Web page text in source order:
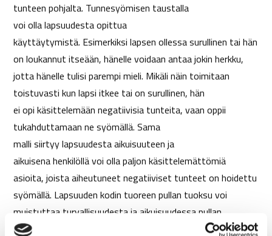
tunteen pohjalta. Tunnesyömisen taustalla
voiollalapsuudesta opittua
käyttäytymistä. Esimerkiksilapsen ollessa surullinen tai hän
on loukannut itseään, hänellevoidaan antaa jokin herkku,
jotta hänelle tulisi parempi mieli. Mikälinäin toimitaan
toistuvasti kun lapsi itkee tai on surullinen, hän
eiopikäsittelemään negatiivisia tunteita, vaan oppii
tukahduttamaan nesyömällä. Sama
mallisiirtyylapsuudesta aikuisuuteen ja
aikuisenahenkilöllävoi olla paljon käsittelemättömiä
asioita, joista aiheutuneetnegatiiviset tunteet on hoidettu
syömällä. Lapsuuden kodin tuoreen pullan tuoksu voi
muistuttaa turvallisuudestaja aikuisuudessa pullan
syönnillä voidaan hakea helpotusta turvattomuuden